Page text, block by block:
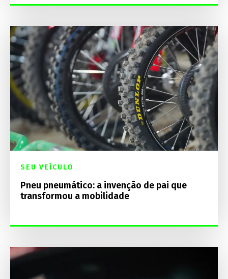
SEU VEÍCULO
Pneu pneumático: a invenção de pai que
transformou a mobilidade